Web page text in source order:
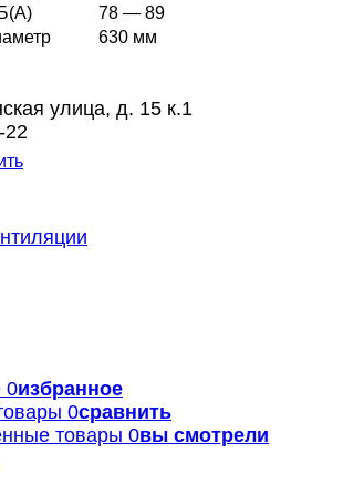
78 — 89
630 мм
улица, д. 15 к.1
22
0избранное
0сравнить
товары 0вы смотрели